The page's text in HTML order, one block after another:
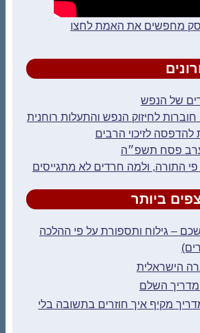
מחפשים את האמת לחצו
של הנפש
חוברות לחיזוק הנפש והתעלות רוחנית
להדפסה לזיכוי הרבים
פסח תשפ״ה
התורה, ולמה חרדים לא מתגייסים
ביותר
– גילוח ותספורת על פי ההלכה
הישראלית
השלם
מקיף איך חוזרים בתשובה בלי